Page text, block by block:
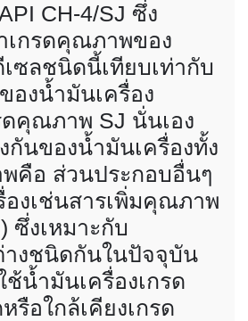
CH-4/SJ ซึ่ง
เกรดคุณภาพของ
ซลชนิดนี้เทียบเท่ากับ
องน้ำมันเครื่อง
ดคุณภาพ SJ นั่นเอง
กันของน้ำมันเครื่องทั้ง
คือ ส่วนประกอบอื่นๆ
องเช่นสารเพิ่มคุณภาพ
ซึ่งเหมาะกับ
างชนิดกันในปัจจุบัน
น้ำมันเครื่องเกรด
อใกล้เคียงเกรด